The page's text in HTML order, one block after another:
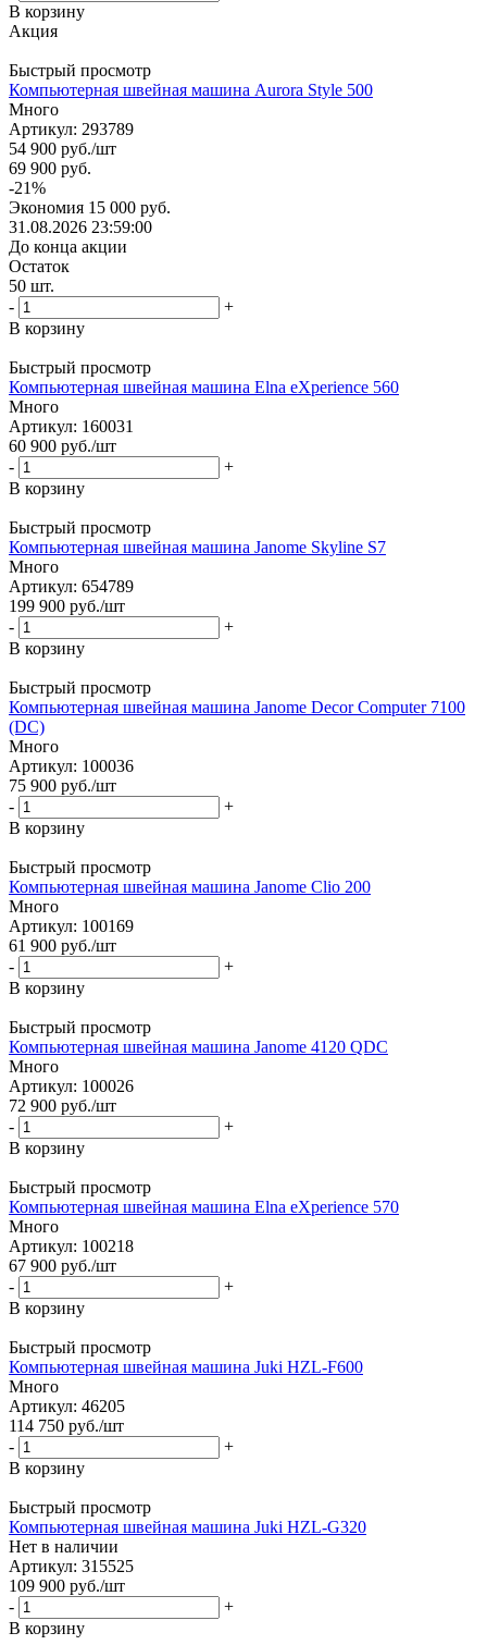
В корзину
Акция
Быстрый просмотр
Компьютерная швейная машина Aurora Style 500
Много
Артикул: 293789
54 900 руб./шт
69 900 руб.
-21%
Экономия 15 000 руб.
31.08.2026 23:59:00
До конца акции
Остаток
50 шт.
-
+
В корзину
Быстрый просмотр
Компьютерная швейная машина Elna eXperience 560
Много
Артикул: 160031
60 900 руб./шт
-
+
В корзину
Быстрый просмотр
Компьютерная швейная машина Janome Skyline S7
Много
Артикул: 654789
199 900 руб./шт
-
+
В корзину
Быстрый просмотр
Компьютерная швейная машина Janome Decor Computer 7100
(DC)
Много
Артикул: 100036
75 900 руб./шт
-
+
В корзину
Быстрый просмотр
Компьютерная швейная машина Janome Clio 200
Много
Артикул: 100169
61 900 руб./шт
-
+
В корзину
Быстрый просмотр
Компьютерная швейная машина Janome 4120 QDC
Много
Артикул: 100026
72 900 руб./шт
-
+
В корзину
Быстрый просмотр
Компьютерная швейная машина Elna eXperience 570
Много
Артикул: 100218
67 900 руб./шт
-
+
В корзину
Быстрый просмотр
Компьютерная швейная машина Juki HZL-F600
Много
Артикул: 46205
114 750 руб./шт
-
+
В корзину
Быстрый просмотр
Компьютерная швейная машина Juki HZL-G320
Нет в наличии
Артикул: 315525
109 900 руб./шт
-
+
В корзину